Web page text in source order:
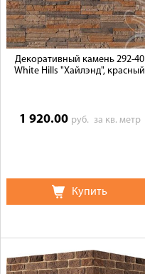
Декоративный камень 292-40
White Hills "Хайлэнд", красный
1 920.00 руб. за кв. метр
Купить